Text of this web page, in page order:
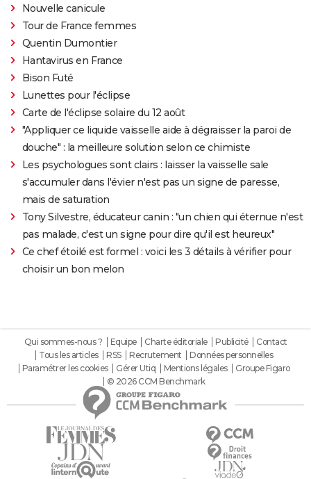
Nouvelle canicule
Tour de France femmes
Quentin Dumontier
Hantavirus en France
Bison Futé
Lunettes pour l'éclipse
Carte de l'éclipse solaire du 12 août
"Appliquer ce liquide vaisselle aide à dégraisser la paroi de
douche" : la meilleure solution selon ce chimiste
Les psychologues sont clairs : laisser la vaisselle sale
s'accumuler dans l'évier n'est pas un signe de paresse,
mais de saturation
Tony Silvestre, éducateur canin : "un chien qui éternue n'est
pas malade, c'est un signe pour dire qu'il est heureux"
Ce chef étoilé est formel : voici les 3 détails à vérifier pour
choisir un bon melon
Qui sommes-nous ? Equipe Charte éditoriale Publicité
Contact
Tous les articles
RSS Recrutement
Données personnelles
Paramétrer les cookies
Gérer Utiq Mentions légales
Groupe Figaro
© 2026 CCM Benchmark